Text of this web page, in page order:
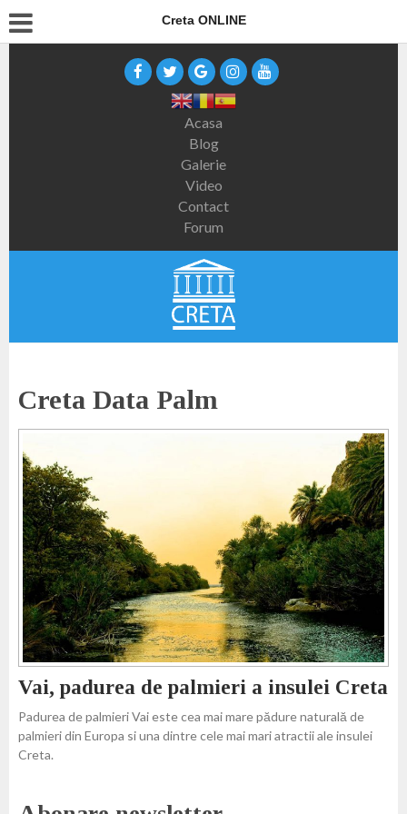
Creta ONLINE
Acasa
Blog
Galerie
Video
Contact
Forum
Creta Data Palm
Vai, padurea de palmieri a insulei Creta
Padurea de palmieri Vai este cea mai mare pădure naturală de
palmieri din Europa si una dintre cele mai mari atractii ale insulei
Creta.